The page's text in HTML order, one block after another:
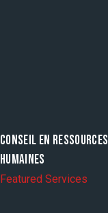
CONSEIL EN RESSOURCES
HUMAINES
Featured Services